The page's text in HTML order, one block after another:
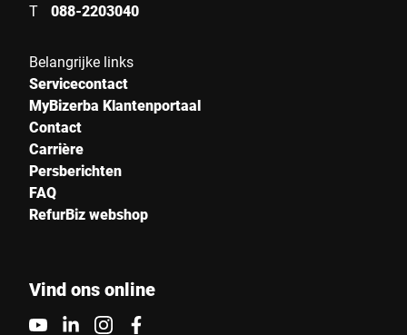
T 088-2203040
Belangrijke links
Servicecontact
MyBizerba Klantenportaal
Contact
Carrière
Persberichten
FAQ
RefurBiz webshop
Vind ons online